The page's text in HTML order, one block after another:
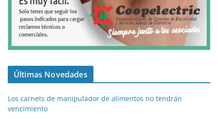
Últimas Novedades
Los carnets de manipulador de alimentos no tendrán
vencimiento